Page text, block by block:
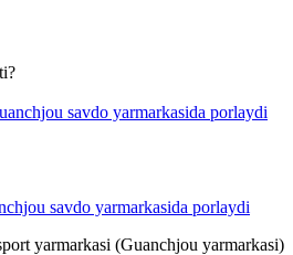
savdo yarmarkasida porlaydi
yarmarkasi (Guanchjou yarmarkasi)